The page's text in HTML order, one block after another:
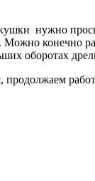
нужно
Можно конечно
оборотах
продолжаем